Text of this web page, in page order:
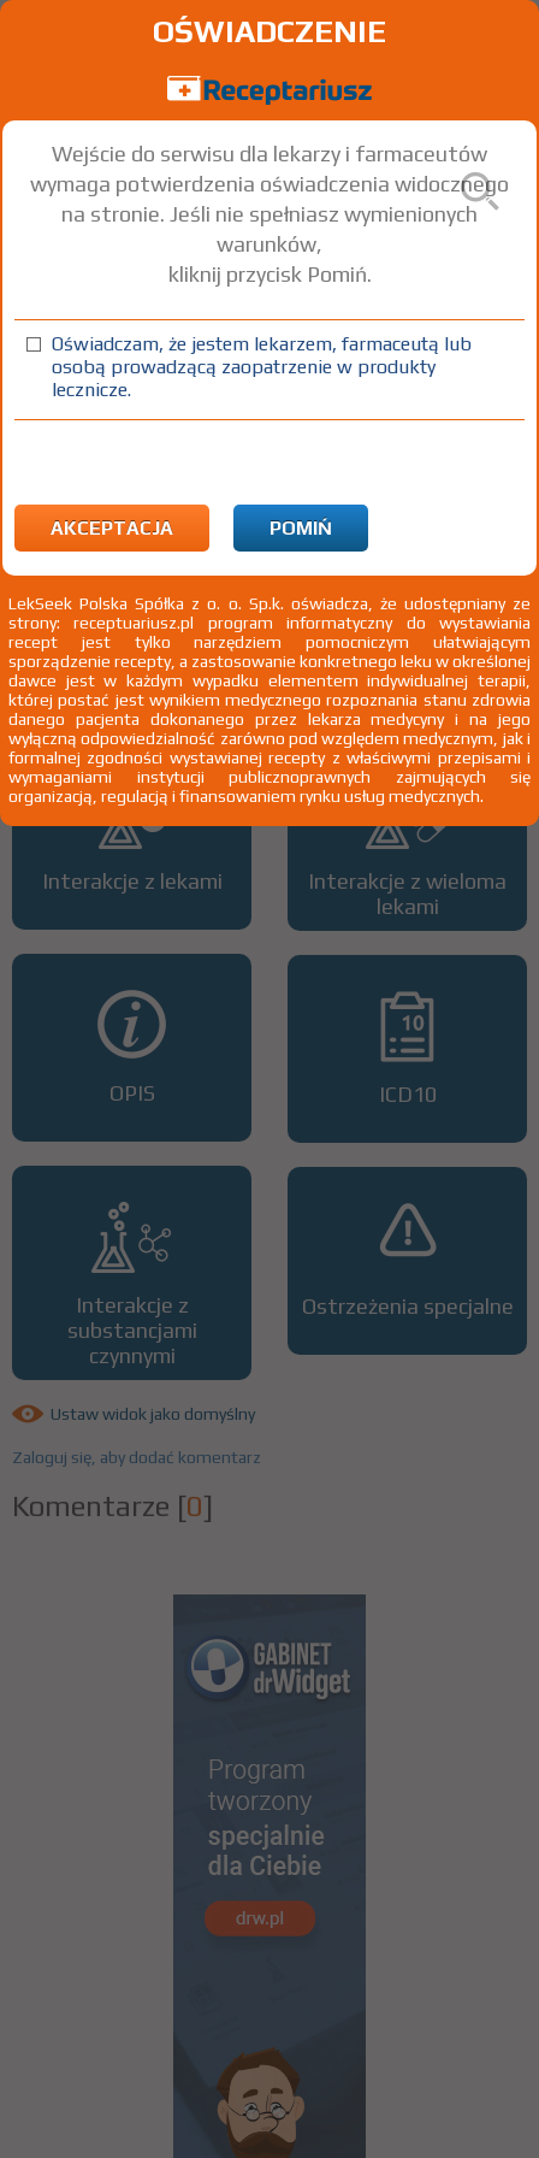
Metronidazol 0,5%
Polpharma
Metronidazole
inj. [roztw.] 5 mg/ml 10 amp. 20 ml Iniekcje
Wszystkie dawki leku
Interakcje z lekami
OPIS
Interakcje z
substancjami
czynnymi
ATC
Interakcje z wieloma
lekami
ICD10
Ostrzeżenia specjalne
Ustaw widok jako domyślny
Zaloguj się, aby dodać komentarz
Komentarze [0]
OŚWIADCZENIE
Wejście do serwisu dla lekarzy i farmaceutów
wymaga potwierdzenia oświadczenia widocznego
na stronie. Jeśli nie spełniasz wymienionych
warunków,
kliknij przycisk Pomiń.
Oświadczam, że jestem lekarzem, farmaceutą lub
osobą prowadzącą zaopatrzenie w produkty
lecznicze.
AKCEPTACJA POMIŃ
LekSeek Polska Spółka z o. o. Sp.k. oświadcza, że udostępniany ze
strony: receptuariusz.pl program informatyczny do wystawiania
recept jest tylko narzędziem pomocniczym ułatwiającym
sporządzenie recepty, a zastosowanie konkretnego leku w określonej
dawce jest w każdym wypadku elementem indywidualnej terapii,
której postać jest wynikiem medycznego rozpoznania stanu zdrowia
danego pacjenta dokonanego przez lekarza medycyny i na jego
wyłączną odpowiedzialność zarówno pod względem medycznym, jak i
formalnej zgodności wystawianej recepty z właściwymi przepisami i
wymaganiami instytucji publicznoprawnych zajmujących się
organizacją, regulacją i finansowaniem rynku usług medycznych.